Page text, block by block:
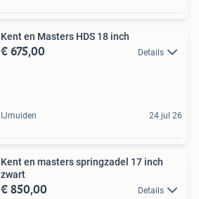
Kent en Masters HDS 18 inch
€ 675,00 Details
IJmuiden 24 jul 26
Kent en masters springzadel 17 inch
zwart
€ 850,00 Details